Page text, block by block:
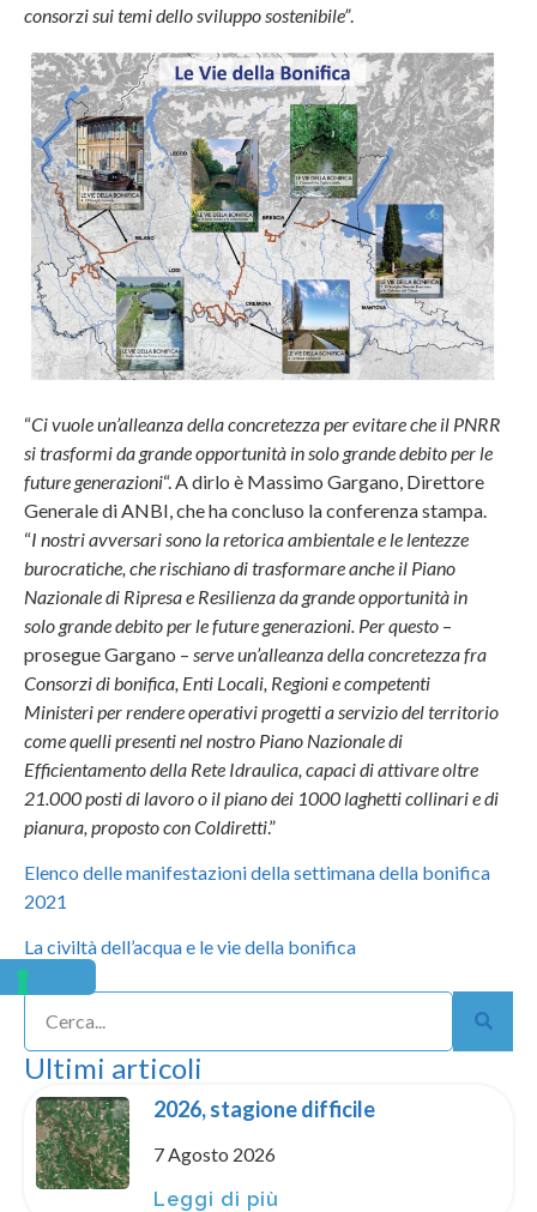
consorzi sui temi dello sviluppo sostenibile”.
“Ci vuole un’alleanza della concretezza per evitare che il PNRR
si trasformi da grande opportunità in solo grande debito per le
future generazioni“. A dirlo è Massimo Gargano, Direttore
Generale di ANBI, che ha concluso la conferenza stampa.
“I nostri avversari sono la retorica ambientale e le lentezze
burocratiche, che rischiano di trasformare anche il Piano
Nazionale di Ripresa e Resilienza da grande opportunità in
solo grande debito per le future generazioni. Per questo –
prosegue Gargano – serve un’alleanza della concretezza fra
Consorzi di bonifica, Enti Locali, Regioni e competenti
Ministeri per rendere operativi progetti a servizio del territorio
come quelli presenti nel nostro Piano Nazionale di
Efficientamento della Rete Idraulica, capaci di attivare oltre
21.000 posti di lavoro o il piano dei 1000 laghetti collinari e di
pianura, proposto con Coldiretti.”
Elenco delle manifestazioni della settimana della bonifica
2021
La civiltà dell’acqua e le vie della bonifica
Ultimi articoli
2026, stagione difficile
7 Agosto 2026
Leggi di più